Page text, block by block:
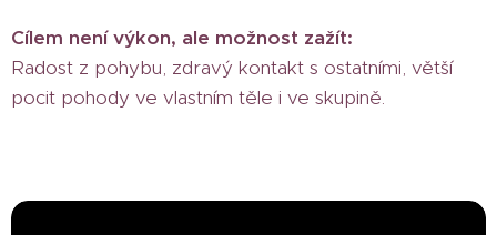
Cílem není výkon, ale možnost zažít:
Radost z pohybu, zdravý kontakt s ostatními, větší
pocit pohody ve vlastním těle i ve skupině.